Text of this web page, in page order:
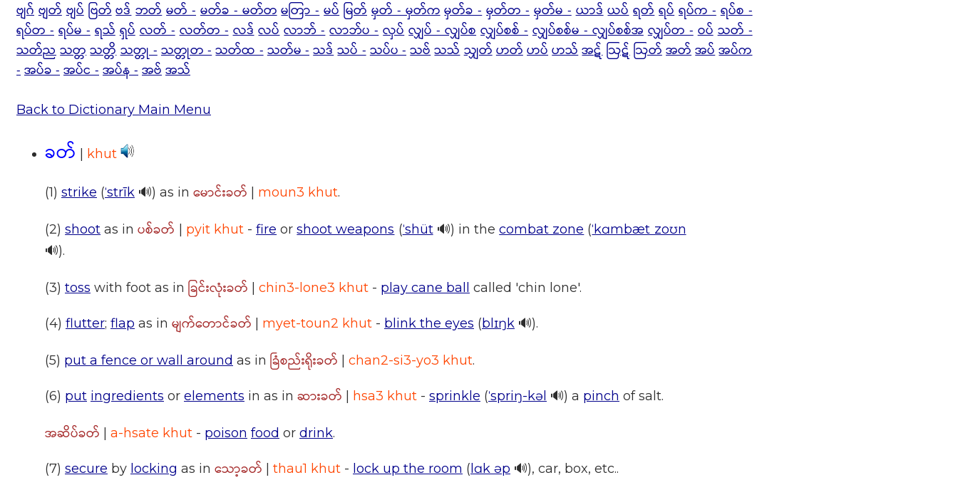
ဗျဂ် ဗျတ် ဗျပ် ဗြတ် ဗဒ် ဘတ် မတ် - မတ်ခ - မတ်တ မတြာ - မပ် မြတ် မှတ် - မှတ်က မှတ်ခ - မှတ်တ - မှတ်မ - ယာဒ် ယပ် ရတ် ရပ် ရပ်က - ရပ်စ -
ရပ်တ - ရပ်မ - ရသ် ရှပ် လတ် - လတ်တ - လဒ် လပ် လာဘ် - လာဘ်ပ - လှပ် လျှပ် - လျှပ်စ လျှပ်စစ် - လျှပ်စစ်မ - လျှပ်စစ်အ လျှပ်တ - ဝပ် သတ် -
သတ်ညသတ္တသတ္တိသတ္တု -သတ္တုတ -သတ်ထ -သတ်မ -သဒ်သပ် -သပ်ပ -သဗ်သသ်သျှတ်ဟတ်ဟပ်ဟသ်အဋ်ဩဋ်ဩတ်အတ်အပ်အပ်က
-အပ်ခ -အပ်င -အပ်န -အဗ်အသ်
Back to Dictionary Main Menu
ခတ် | khut
(1) strike (ˈstrīk 🔊) as in မောင်းခတ် | moun3 khut.
(2)shoot as inပစ်ခတ် | pyit khut-fire orshoot weapons (ˈshüt🔊) in thecombat zone (ˈkɑmbæt zoʊn
🔊).
(3) toss with foot as in ခြင်းလုံးခတ် | chin3-lone3 khut - play cane ball called 'chin lone'.
(4) flutter; flap as in မျက်တောင်ခတ် | myet-toun2 khut - blink the eyes (blɪŋk 🔊).
(5) put a fence or wall around as in ခြံစည်းရိုးခတ် | chan2-si3-yo3 khut.
(6) put ingredients or elements in as in ဆားခတ် | hsa3 khut - sprinkle (ˈspriŋ-kəl 🔊) a pinch of salt.
အဆိပ်ခတ် | a-hsate khut - poison food or drink.
(7) secure by locking as in သော့ခတ် | thau1 khut - lock up the room (lɑk əp 🔊), car, box, etc..